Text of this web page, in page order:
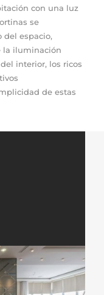
con una luz
se
del espacio,
la iluminación
interior, los ricos
de estas